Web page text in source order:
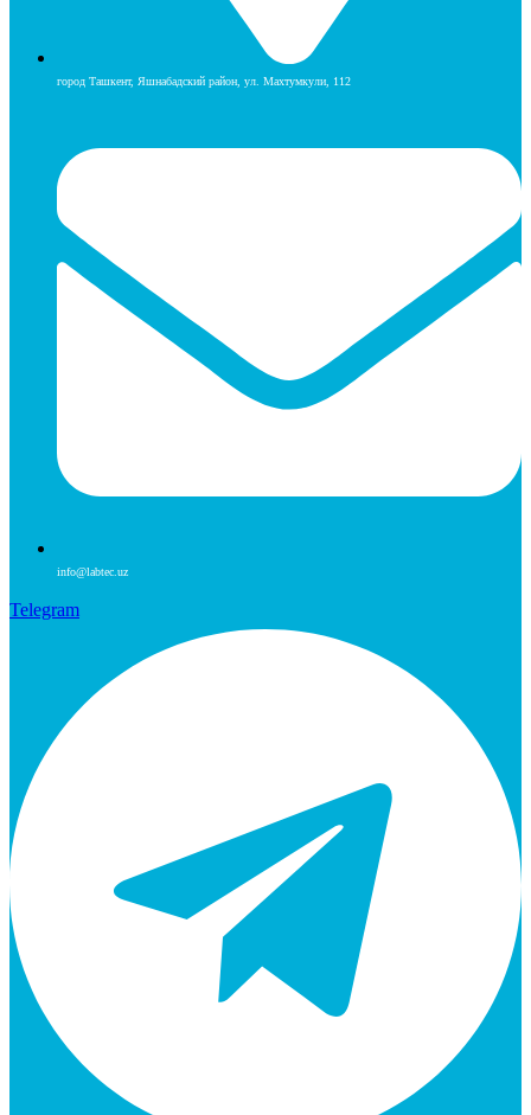
город Ташкент, Яшнабадский район, ул. Махтумкули, 112
info@labtec.uz
Telegram